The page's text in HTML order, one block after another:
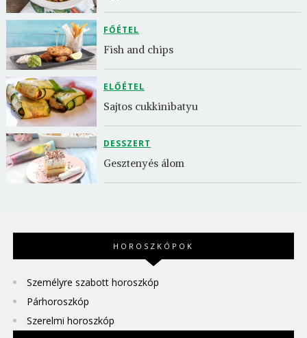
FŐÉTEL
Fish and chips
ELŐÉTEL
Sajtos cukkinibatyu
DESSZERT
Gesztenyés álom
HOROSZKÓPOK
Személyre szabott horoszkóp
Párhoroszkóp
Szerelmi horoszkóp